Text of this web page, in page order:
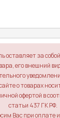
оставляет за
его внешний
о товарах
офертой в
статьи 437 ГК РФ.
Вас при оплате